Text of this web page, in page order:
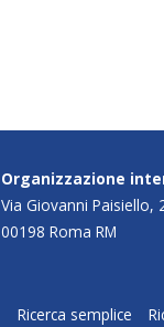
Organizzazione
Via Giovanni Paisiello,
00198 Roma RM
Ricerca semplice